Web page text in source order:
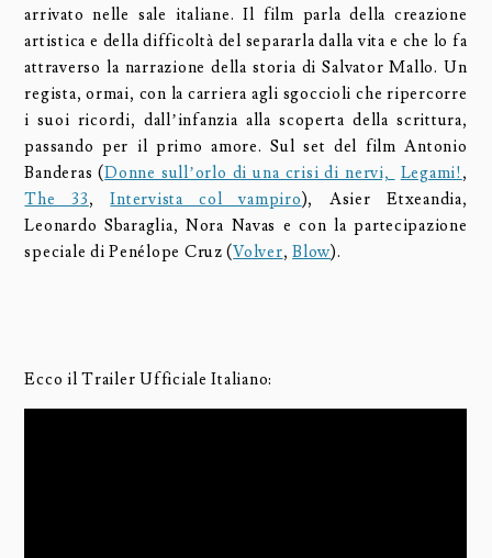
arrivato nelle sale italiane. Il film parla della creazione
artistica e della difficoltà del separarla dalla vita e che lo fa
attraverso la narrazione della storia di Salvator Mallo. Un
regista, ormai, con la carriera agli sgoccioli che ripercorre
i suoi ricordi, dall’infanzia alla scoperta della scrittura,
passando per il primo amore. Sul set del film Antonio
Banderas (Donne sull’orlo di una crisi di nervi, Legami! ,
The 33,Intervista col vampiro), Asier Etxeandia,
Leonardo Sbaraglia, Nora Navas e con la partecipazione
speciale di Penélope Cruz (Volver,Blow).
Ecco il Trailer Ufficiale Italiano: